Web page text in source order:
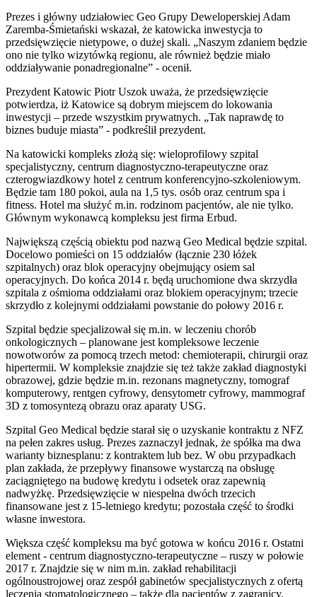
Prezes i główny udziałowiec Geo Grupy Deweloperskiej Adam
Zaremba-Śmietański wskazał, że katowicka inwestycja to
przedsięwzięcie nietypowe, o dużej skali. „Naszym zdaniem będzie
ono nie tylko wizytówką regionu, ale również będzie miało
oddziaływanie ponadregionalne” - ocenił.
Prezydent Katowic Piotr Uszok uważa, że przedsięwzięcie
potwierdza, iż Katowice są dobrym miejscem do lokowania
inwestycji – przede wszystkim prywatnych. „Tak naprawdę to
biznes buduje miasta” - podkreślił prezydent.
Na katowicki kompleks złożą się: wieloprofilowy szpital
specjalistyczny, centrum diagnostyczno-terapeutyczne oraz
czterogwiazdkowy hotel z centrum konferencyjno-szkoleniowym.
Będzie tam 180 pokoi, aula na 1,5 tys. osób oraz centrum spa i
fitness. Hotel ma służyć m.in. rodzinom pacjentów, ale nie tylko.
Głównym wykonawcą kompleksu jest firma Erbud.
Największą częścią obiektu pod nazwą Geo Medical będzie szpital.
Docelowo pomieści on 15 oddziałów (łącznie 230 łóżek
szpitalnych) oraz blok operacyjny obejmujący osiem sal
operacyjnych. Do końca 2014 r. będą uruchomione dwa skrzydła
szpitala z ośmioma oddziałami oraz blokiem operacyjnym; trzecie
skrzydło z kolejnymi oddziałami powstanie do połowy 2016 r.
Szpital będzie specjalizował się m.in. w leczeniu chorób
onkologicznych – planowane jest kompleksowe leczenie
nowotworów za pomocą trzech metod: chemioterapii, chirurgii oraz
hipertermii. W kompleksie znajdzie się też także zakład diagnostyki
obrazowej, gdzie będzie m.in. rezonans magnetyczny, tomograf
komputerowy, rentgen cyfrowy, densytometr cyfrowy, mammograf
3D z tomosyntezą obrazu oraz aparaty USG.
Szpital Geo Medical będzie starał się o uzyskanie kontraktu z NFZ
na pełen zakres usług. Prezes zaznaczył jednak, że spółka ma dwa
warianty biznesplanu: z kontraktem lub bez. W obu przypadkach
plan zakłada, że przepływy finansowe wystarczą na obsługę
zaciągniętego na budowę kredytu i odsetek oraz zapewnią
nadwyżkę. Przedsięwzięcie w niespełna dwóch trzecich
finansowane jest z 15-letniego kredytu; pozostała część to środki
własne inwestora.
Większa część kompleksu ma być gotowa w końcu 2016 r. Ostatni
element - centrum diagnostyczno-terapeutyczne – ruszy w połowie
2017 r. Znajdzie się w nim m.in. zakład rehabilitacji
ogólnoustrojowej oraz zespół gabinetów specjalistycznych z ofertą
leczenia stomatologicznego – także dla pacjentów z zagranicy.